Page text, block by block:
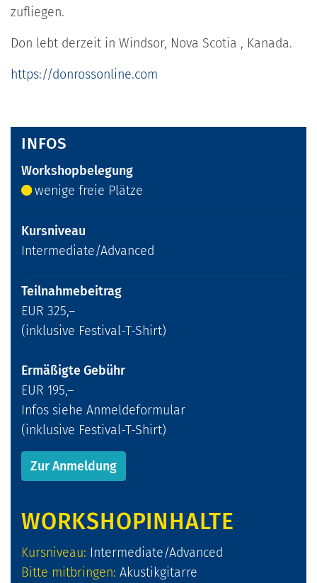
zufliegen.
Don lebt derzeit in Windsor, Nova Scotia , Kanada.
https://donrossonline.com
INFOS
Workshopbelegung
wenige freie Plätze
Kursniveau
Intermediate/Advanced
Teilnahmebeitrag
EUR 325,–
(inklusive Festival-T-Shirt)
Ermäßigte Gebühr
EUR 195,–
Infos siehe Anmeldeformular
(inklusive Festival-T-Shirt)
Zur Anmeldung
WORKSHOPINHALTE
Kursniveau: Intermediate/Advanced
Bitte mitbringen: Akustikgitarre